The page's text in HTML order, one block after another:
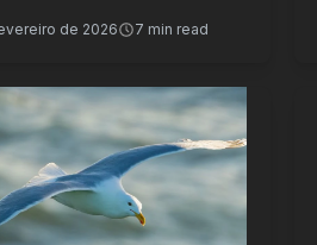
de 2026 7 min read